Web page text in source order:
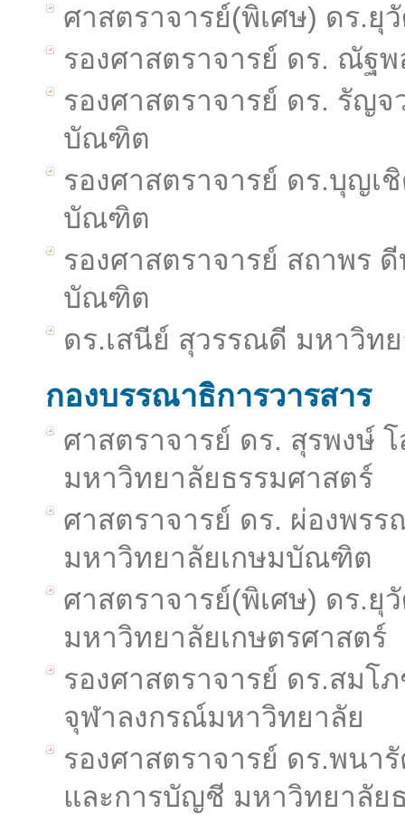
ศาสตราจารย์(พิเศษ) ดร.
รองศาสตราจารย์ ดร. ณั
รองศาสตราจารย์ ดร. รัญ
บัณฑิต
รองศาสตราจารย์ ดร.บุญ
บัณฑิต
รองศาสตราจารย์ สถาพร
บัณฑิต
ดร.เสนีย์ สุวรรณดี มหาวิท
กองบรรณาธิการวารสาร
ศาสตราจารย์ ดร. สุรพงษ์
มหาวิทยาลัยธรรมศาสตร์
ศาสตราจารย์ ดร. ผ่องพร
มหาวิทยาลัยเกษมบัณฑิต
ศาสตราจารย์(พิเศษ) ดร.
มหาวิทยาลัยเกษตรศาสตร์
รองศาสตราจารย์ ดร.สมโ
จุฬาลงกรณ์มหาวิทยาลัย
รองศาสตราจารย์ ดร.พน
และการบัญชี มหาวิทยาลัย